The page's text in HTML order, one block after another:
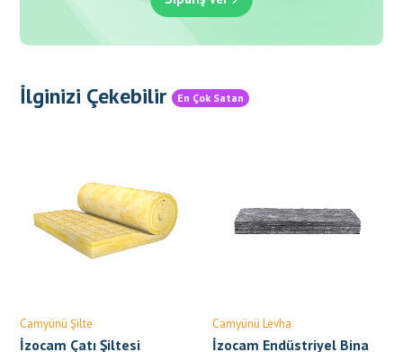
İlginizi Çekebilir En Çok Satan
Camyünü Şilte
İzocam Çatı Şiltesi
Camyünü Levha
İzocam Endüstriyel Bina